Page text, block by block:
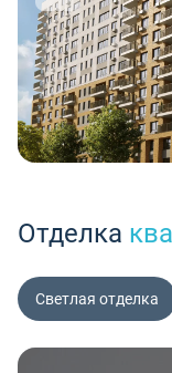
Отделка
Светлая отделка